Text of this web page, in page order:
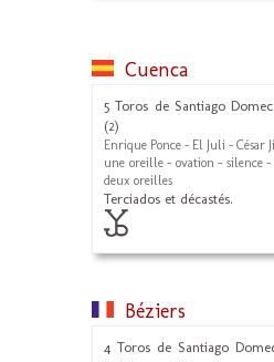
Cuenca
5 Toros de Santiago
(2)
Enrique Ponce - El Juli - César
une oreille - ovation - silence
deux oreilles
Terciados et décastés.
Béziers
4 Toros de Santiago